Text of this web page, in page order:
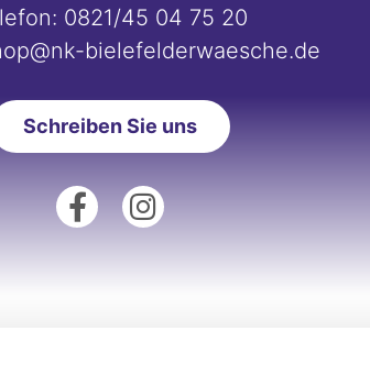
0821/45 04 75 20
bielefelderwaesche.de
Schreiben Sie uns